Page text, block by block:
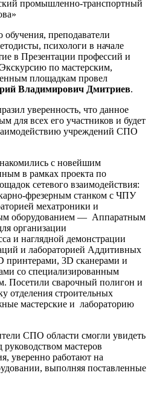
промышленно-транспортный
обучения, преподаватели
психологи в начале
в Презентации профессий и
по мастерским,
площадкам провел
Владимирович Дмитриев.
уверенность, что данное
для всех его участников и будет
учреждений СПО
с новейшим
в рамках проекта по
сетевого взаимодействия:
фрезерным станком с ЧПУ
мехатроники и
оборудованием — Аппаратным
организации
и наглядной демонстрации
и лабораторией Аддитивных
принтерами, 3D сканерами и
со специализированным
Посетили сварочный полигон и
отделения строительных
мастерские и лабораторию
СПО области смогли увидеть
мастеров
уверенно работают на
выполняя поставленные